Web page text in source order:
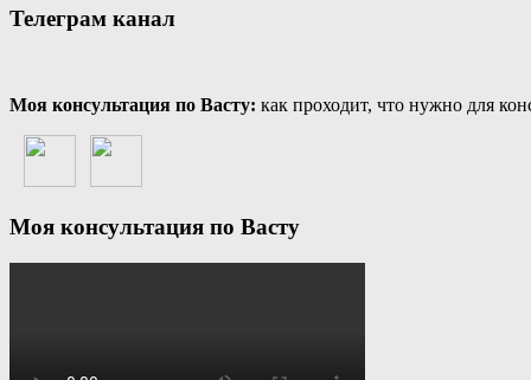
Телеграм канал
Моя консультация по Васту: как проходит, что нужно для
Моя консультация по Васту